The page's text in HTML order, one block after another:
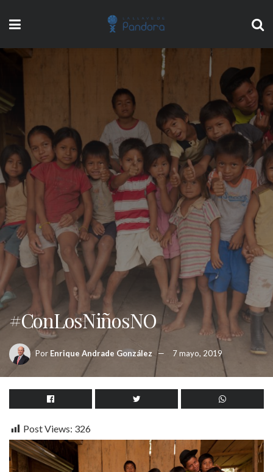
#ConLosNiñosNO
Por Enrique Andrade González 7 mayo, 2019
Post Views: 326